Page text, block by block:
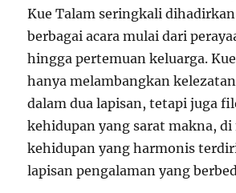
Kue Talam seringkali
berbagai acara mulai dari
hingga pertemuan keluarga.
hanya melambangkan
dalam dua lapisan, tetapi juga
kehidupan yang sarat makna, di
kehidupan yang harmonis
lapisan pengalaman yang